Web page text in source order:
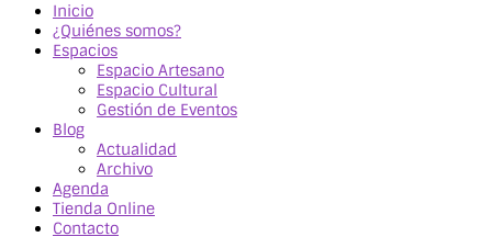
Inicio
¿Quiénes somos?
Espacios
Espacio Artesano
Espacio Cultural
Gestión de Eventos
Blog
Actualidad
Archivo
Agenda
Tienda Online
Contacto